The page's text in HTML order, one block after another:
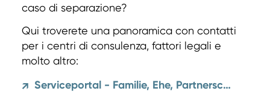
caso di separazione?
Qui troverete una panoramica con contatti
per i centri di consulenza, fattori legali e
molto altro:
↗ Serviceportal - Familie, Ehe, Partnerschaft